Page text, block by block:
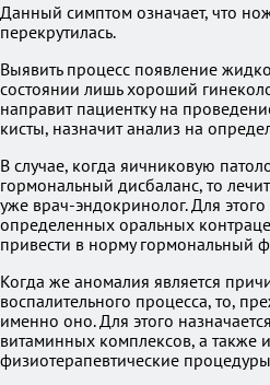
Данный симптом означает, что
перекрутилась.
Выявить процесс появление
состоянии лишь хороший
направит пациентку на
кисты, назначит анализ на
В случае, когда яичниковую
гормональный дисбаланс, то
уже врач-эндокринолог. Для
определенных оральных
привести в норму гормональный
Когда же аномалия является
воспалительного процесса, то,
именно оно. Для этого
витаминных комплексов, а также
физиотерапевтические